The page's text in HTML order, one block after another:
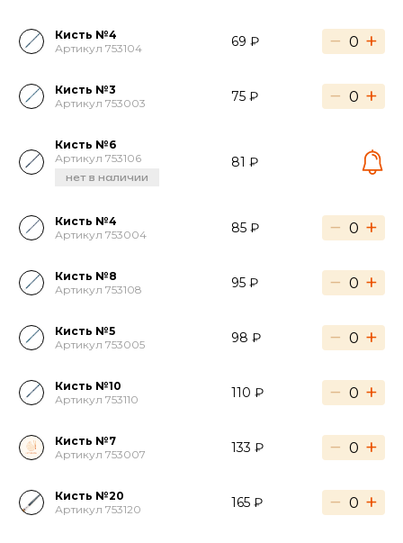
Кисть №4
Артикул 753104
69 ₽ − +
Кисть №3
Артикул 753003
75 ₽ − +
Кисть №6
Артикул 753106
нет в наличии
81 ₽
Кисть №4
Артикул 753004
85 ₽ − +
Кисть №8
Артикул 753108
95 ₽ − +
Кисть №5
Артикул 753005
98 ₽ − +
Кисть №10
Артикул 753110
110 ₽ − +
Кисть №7
Артикул 753007
133 ₽ − +
Кисть №20
Артикул 753120
165 ₽ − +